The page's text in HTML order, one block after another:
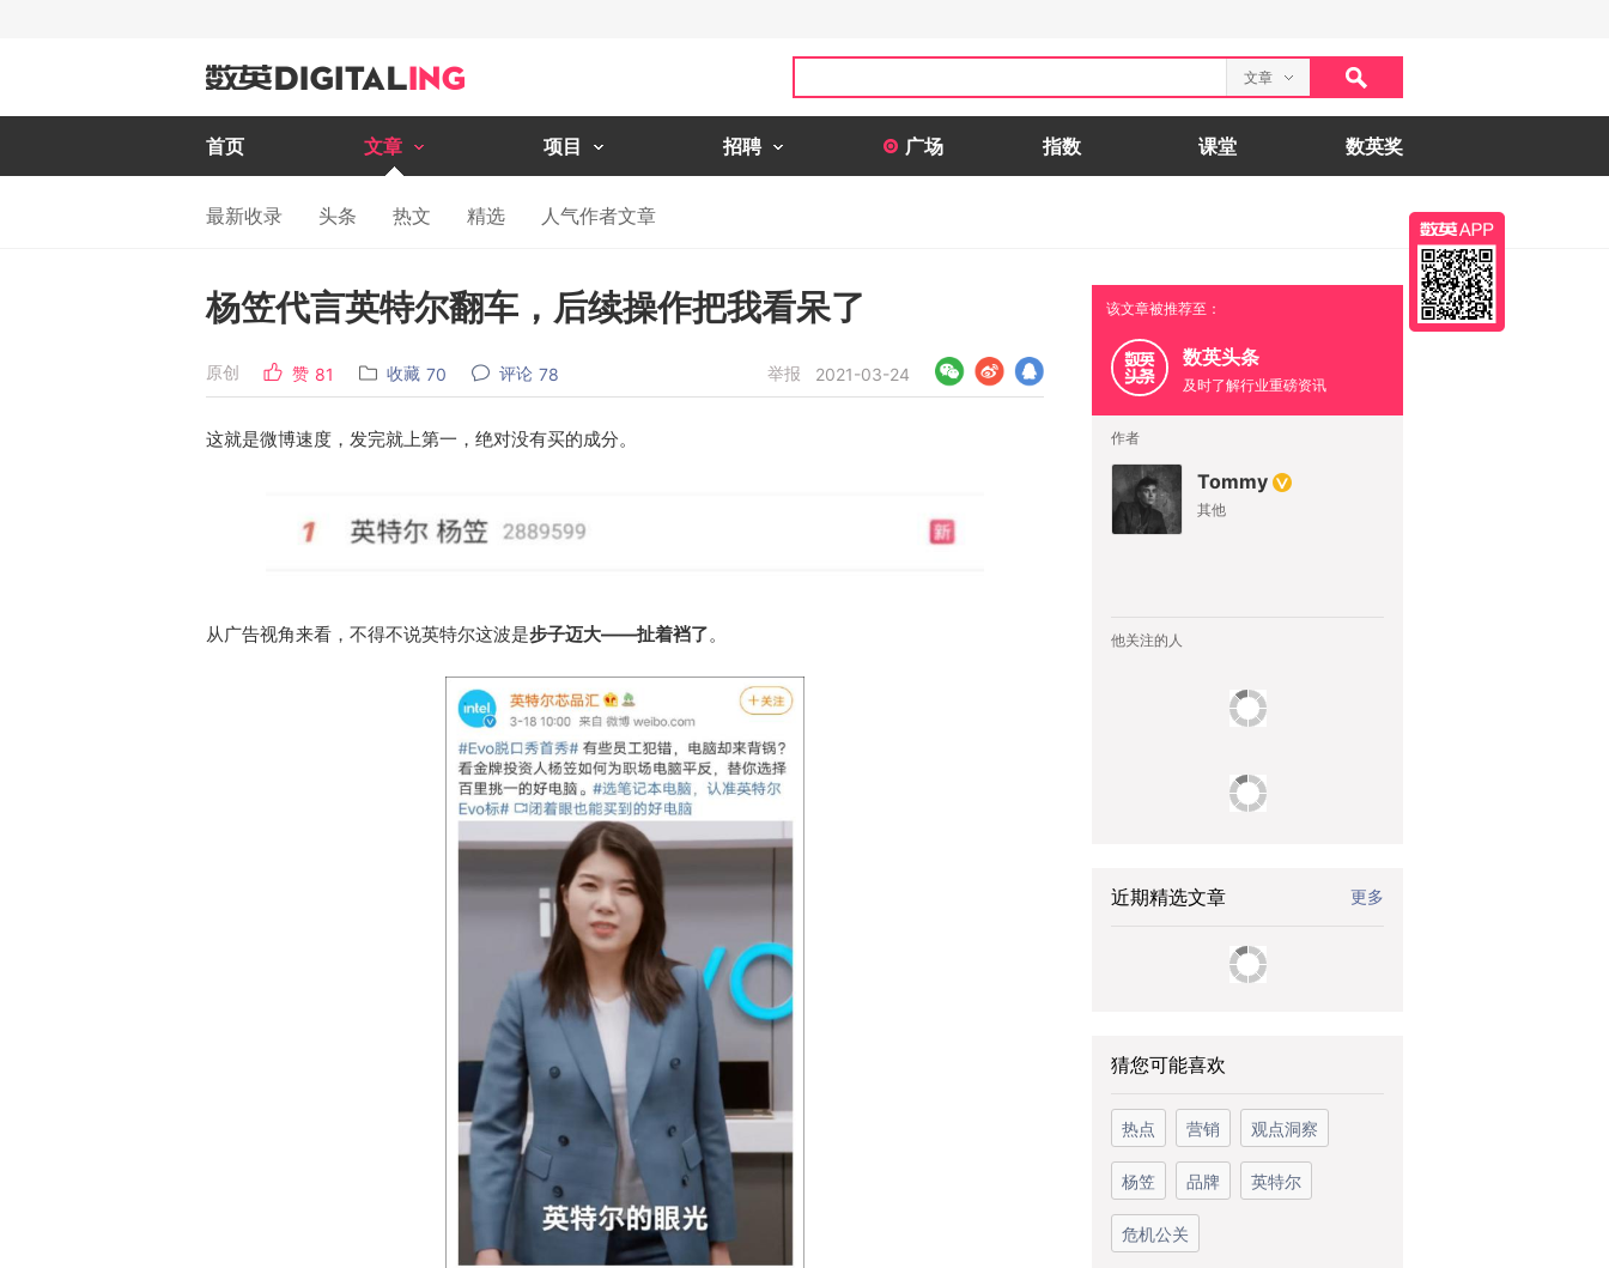
文章
首页 文章 项目 招聘 广场 指数 课堂 数英奖
最新收录 头条 热文 精选 人气作者文章
杨笠代言英特尔翻车，后续操作把我看呆了
原创 赞 81 收藏 70 评论 78 举报 2021-03-24
这就是微博速度，发完就上第一，绝对没有买的成分。
从广告视角来看，不得不说英特尔这波是步子迈大——扯着裆了。
该文章被推荐至：
数英头条
及时了解行业重磅资讯
作者
Tommy
其他
他关注的人
近期精选文章 更多
猜您可能喜欢
热点 营销 观点洞察
杨笠 品牌 英特尔
危机公关